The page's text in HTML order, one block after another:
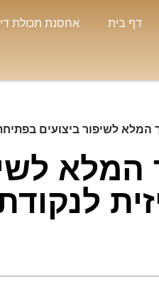
דף בית אחסנת תכולת
המלא לשיפור ביצועים
המלא